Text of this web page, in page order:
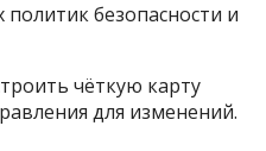
безопасности и
чёткую карту
для изменений.